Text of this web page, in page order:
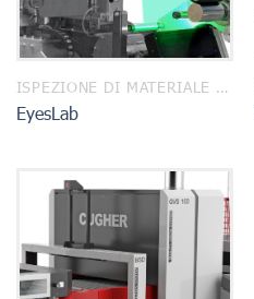
ISPEZIONE DI MATERIALE IN CONTINUO
EyesLab